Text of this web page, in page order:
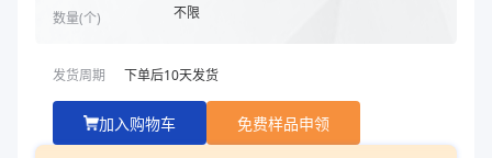
数量(个) 不限
发货周期 下单后10天发货
加入购物车 免费样品申领